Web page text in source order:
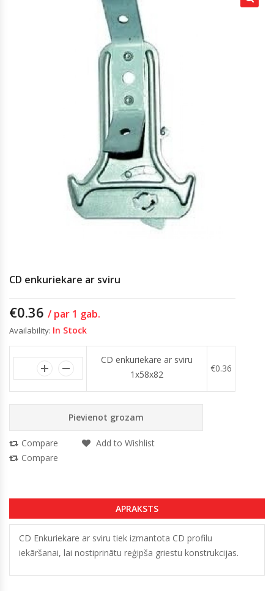
CD enkuriekare ar sviru
€0.36 / par 1 gab.
Availability: In Stock
CD enkuriekare ar sviru
1x58x82
€0.36
Pievienot grozam
Compare
Add to Wishlist
Compare
APRAKSTS
CD Enkuriekare ar sviru tiek izmantota CD profilu
iekāršanai, lai nostiprinātu reģipša griestu konstrukcijas.